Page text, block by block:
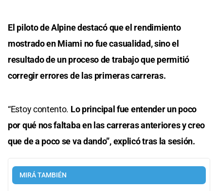
El piloto de Alpine destacó que el rendimiento
mostrado en Miami no fue casualidad, sino el
resultado de un proceso de trabajo que permitió
corregir errores de las primeras carreras.
“Estoy contento. Lo principal fue entender un poco
por qué nos faltaba en las carreras anteriores y creo
que de a poco se va dando”, explicó tras la sesión.
MIRÁ TAMBIÉN